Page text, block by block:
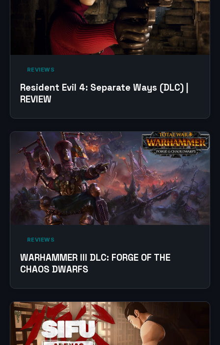
‎ REVIEWS‎
Resident Evil 4: Separate Ways (DLC) |
REVIEW
‎ REVIEWS‎
WARHAMMER III DLC: FORGE OF THE
CHAOS DWARFS